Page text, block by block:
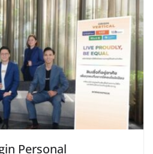
Personal